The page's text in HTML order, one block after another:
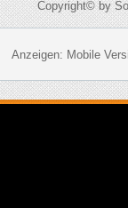
Copyright© by
Anzeigen: Mobile